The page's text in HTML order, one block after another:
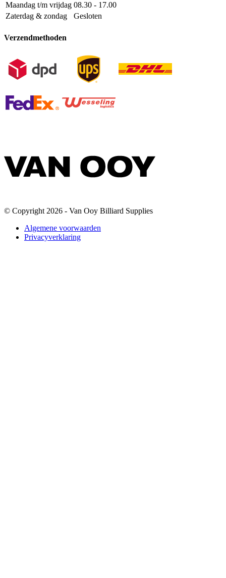
Maandag t/m vrijdag 08.30 - 17.00
Zaterdag & zondag
Gesloten
Verzendmethoden
© Copyright 2026 - Van Ooy Billiard Supplies
Algemene voorwaarden
Privacyverklaring